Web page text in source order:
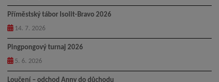
Příměstský tábor Isolit-Bravo 2026
14. 7. 2026
Pingpongový turnaj 2026
5. 6. 2026
Loučení – odchod Anny do důchodu